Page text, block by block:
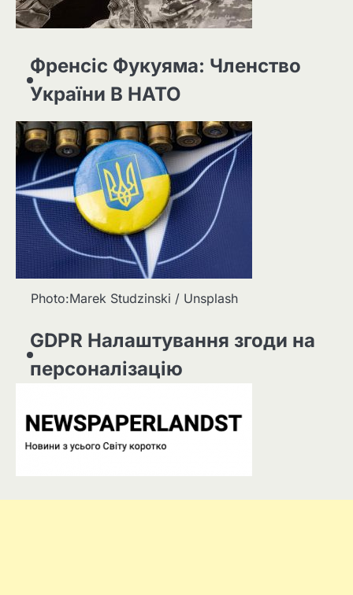
Френсіс Фукуяма: Членство
України В НАТО
Photo:Marek Studzinski / Unsplash
GDPR Налаштування згоди на
персоналізацію